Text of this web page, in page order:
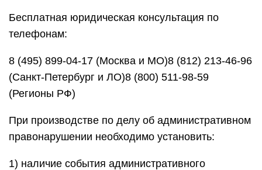
Бесплатная юридическая консультация по
телефонам:
8 (495) 899-04-17 (Москва и МО)8 (812) 213-46-96
(Санкт-Петербург и ЛО)8 (800) 511-98-59
(Регионы РФ)
При производстве по делу об административном
правонарушении необходимо установить:
1) наличие события административного